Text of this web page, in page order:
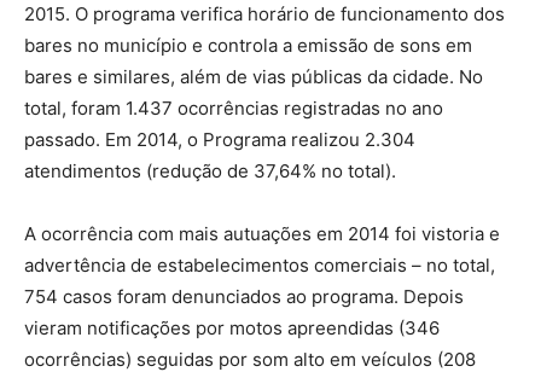
2015. O programa verifica horário de funcionamento dos
bares no município e controla a emissão de sons em
bares e similares, além de vias públicas da cidade. No
total, foram 1.437 ocorrências registradas no ano
passado. Em 2014, o Programa realizou 2.304
atendimentos (redução de 37,64% no total).
A ocorrência com mais autuações em 2014 foi vistoria e
advertência de estabelecimentos comerciais – no total,
754 casos foram denunciados ao programa. Depois
vieram notificações por motos apreendidas (346
ocorrências) seguidas por som alto em veículos (208